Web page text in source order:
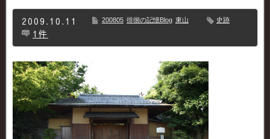
2009.10.11 200805 徘徊の記憶Blog 東山 史跡
1件